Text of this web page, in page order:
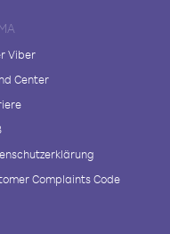
Viber
Center
Complaints Code